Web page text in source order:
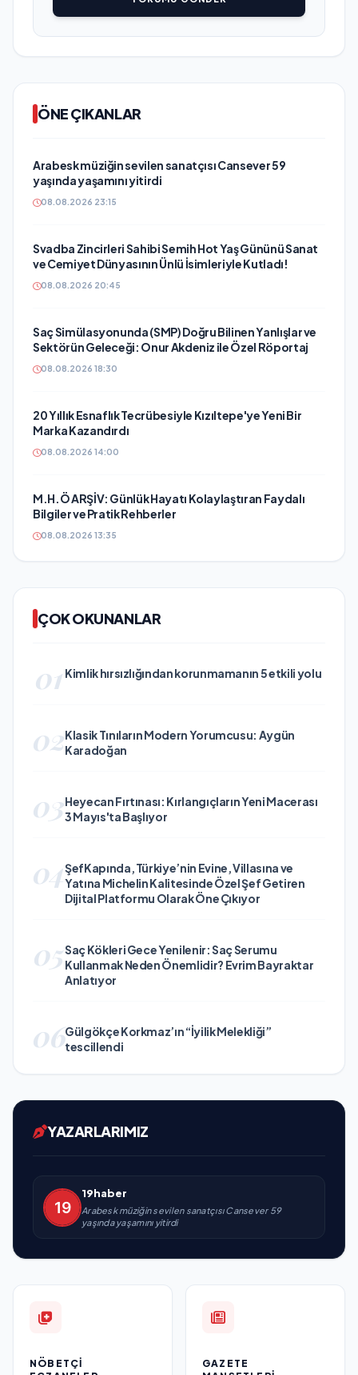
ÖNE ÇIKANLAR
Arabesk müziğin sevilen sanatçısı Cansever 59
yaşında yaşamını yitirdi
08.08.2026 23:15
Svadba Zincirleri Sahibi Semih Hot Yaş Gününü Sanat
ve Cemiyet Dünyasının Ünlü İsimleriyle Kutladı!
08.08.2026 20:45
Saç Simülasyonunda (SMP) Doğru Bilinen Yanlışlar ve
Sektörün Geleceği: Onur Akdeniz ile Özel Röportaj
08.08.2026 18:30
20 Yıllık Esnaflık Tecrübesiyle Kızıltepe'ye Yeni Bir
Marka Kazandırdı
08.08.2026 14:00
M.H.Ö ARŞİV: Günlük Hayatı Kolaylaştıran Faydalı
Bilgiler ve Pratik Rehberler
08.08.2026 13:35
ÇOK OKUNANLAR
01 Kimlik hırsızlığından korunmamanın 5 etkili yolu
02Klasik Tınıların Modern Yorumcusu: Aygün
Karadoğan
03Heyecan Fırtınası: Kırlangıçların Yeni Macerası
3 Mayıs'ta Başlıyor
04ŞefKapında, Türkiye’nin Evine, Villasına ve
Yatına Michelin Kalitesinde Özel Şef Getiren
Dijital Platformu Olarak Öne Çıkıyor
05Saç Kökleri Gece Yenilenir: Saç Serumu
Kullanmak Neden Önemlidir? Evrim Bayraktar
Anlatıyor
06Gülgökçe Korkmaz’ın “İyilik Melekliği”
tescillendi
YAZARLARIMIZ
19haber
Arabesk müziğin sevilen sanatçısı Cansever 59
yaşında yaşamını yitirdi
NÖBETÇI
GAZETE